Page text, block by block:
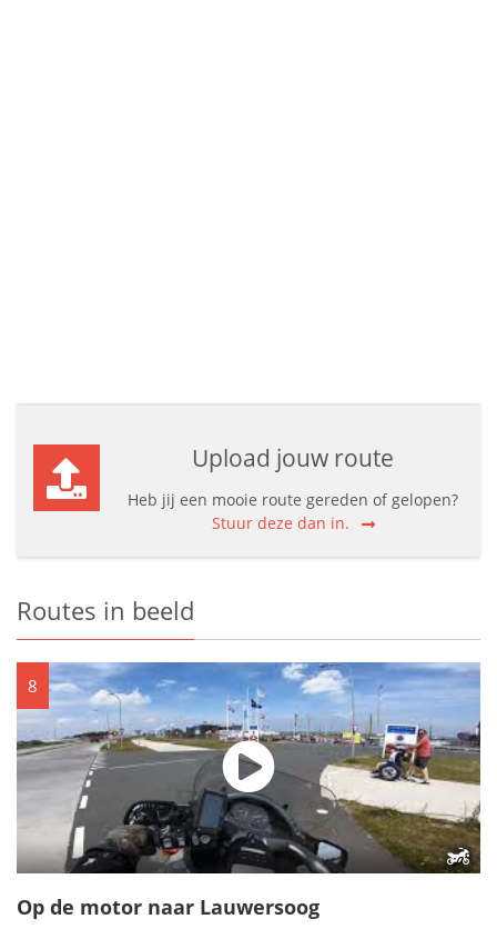
Upload jouw route
Heb jij een mooie route gereden of gelopen?
Stuur deze dan in.
Routes in beeld
8
Op de motor naar Lauwersoog